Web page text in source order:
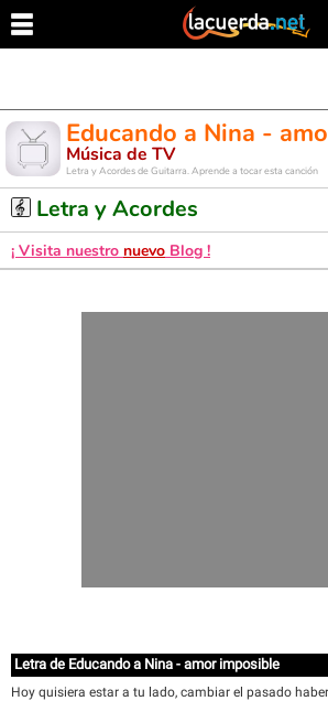
Educando a Nina -
Música de TV
Letra y Acordes de Guitarra. Aprende a tocar esta canción
Letra y Acordes
¡ Visita nuestro nuevo Blog !
Letra de Educando a Nina - amor imposible
Hoy quisiera estar a tu lado, cambiar el pasado